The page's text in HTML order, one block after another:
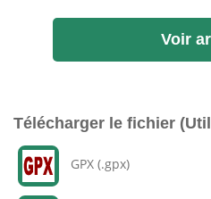
Voir
Télécharger le fichier
GPX (.gpx)